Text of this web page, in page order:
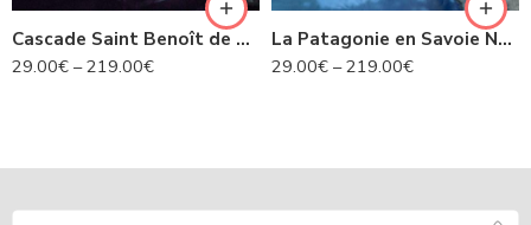
Cascade Saint Benoît de nuit- Avrieux N°424
29.00€ –219.00€
La Patagonie en Savoie N°435
29.00€ –219.00€